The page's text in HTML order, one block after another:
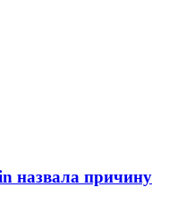
назвала причину